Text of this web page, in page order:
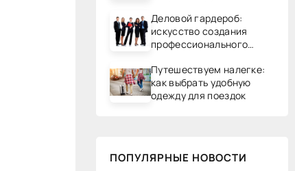
Деловой гардероб:
искусство создания
профессионального
Путешествуем налегке:
как выбрать удобную
одежду для поездок
ПОПУЛЯРНЫЕ НОВОСТИ